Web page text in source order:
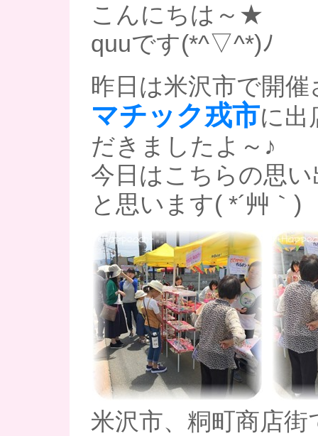
こんにちは～★
quuです(*^▽^*)ﾉ
昨日は米沢市で開催
マチック戎市に出
だきましたよ～♪
今日はこちらの思
と思います( *´艸｀)
米沢市、粡町商店